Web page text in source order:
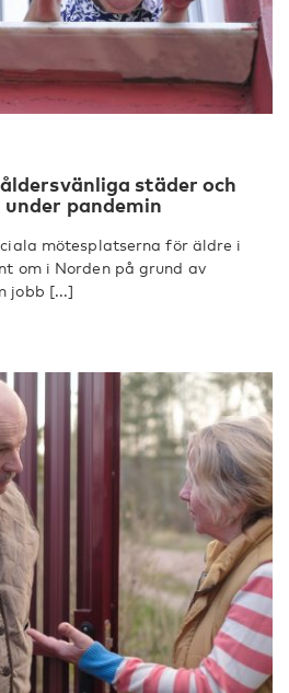
städer och
pandemin
mötesplatserna för äldre i
om i Norden på grund av
jobb [...]